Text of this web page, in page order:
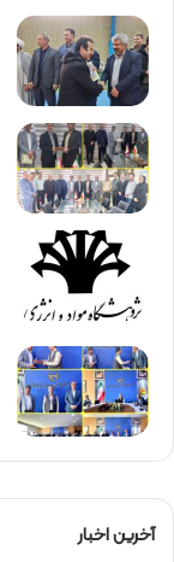
آخرین اخبار